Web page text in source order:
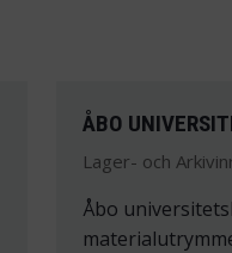
ÅBO
Lager- och
Åbo